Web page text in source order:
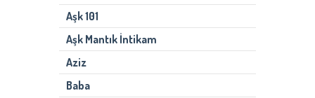
Aşk 101
Aşk Mantık İntikam
Aziz
Baba